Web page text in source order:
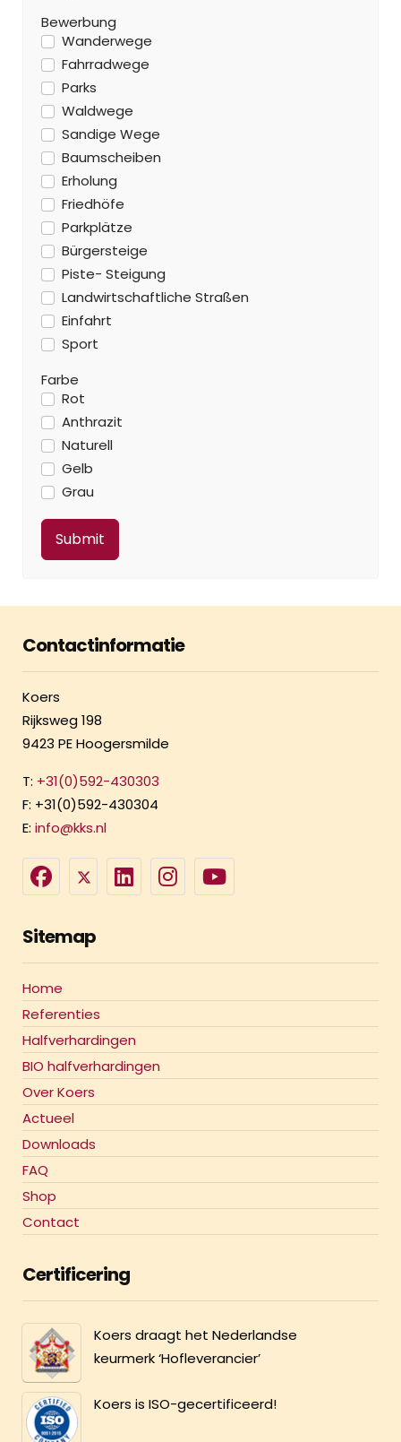
Bewerbung
Wanderwege
Fahrradwege
Parks
Waldwege
Sandige Wege
Baumscheiben
Erholung
Friedhöfe
Parkplätze
Bürgersteige
Piste- Steigung
Landwirtschaftliche Straßen
Einfahrt
Sport
Farbe
Rot
Anthrazit
Naturell
Gelb
Grau
Contactinformatie
Koers
Rijksweg 198
9423 PE Hoogersmilde
T: +31(0)592-430303
F: +31(0)592-430304
E: info@kks.nl
Sitemap
Home
Referenties
Halfverhardingen
BIO halfverhardingen
Over Koers
Actueel
Downloads
FAQ
Shop
Contact
Certificering
Koers draagt het Nederlandse
keurmerk ‘Hofleverancier’
Koers is ISO-gecertificeerd!